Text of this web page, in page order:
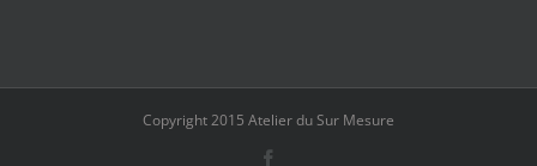
Copyright 2015 Atelier du Sur Mesure